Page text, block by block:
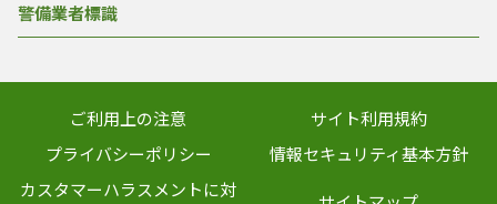
警備業者標識
ご利用上の注意
サイト利用規約
プライバシーポリシー
情報セキュリティ基本方針
カスタマーハラスメントに対